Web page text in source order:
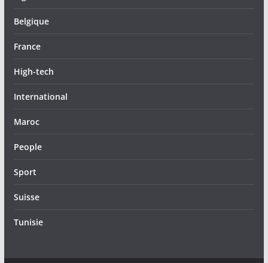
Belgique
France
High-tech
International
Maroc
People
Sport
Suisse
Tunisie